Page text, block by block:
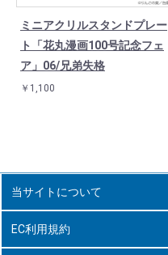
ミニアクリルスタンドプレー
ト「花丸漫画100号記念フェ
ア」06/兄弟失格
￥1,100
当サイトについて
EC利用規約